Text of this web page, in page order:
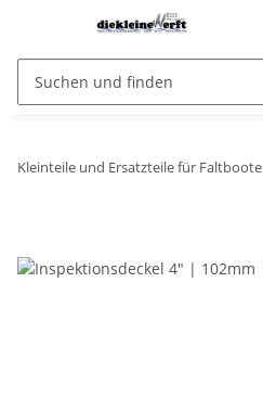
Kleinteile und Ersatzteile für Faltboote